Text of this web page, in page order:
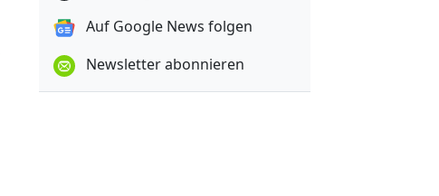
Auf Google News folgen
Newsletter abonnieren